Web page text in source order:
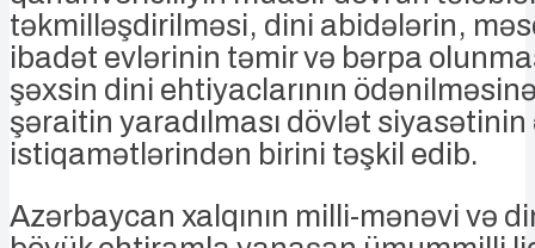
təkmilləşdirilməsi, dini abidələrin,
ibadət evlərinin təmir və bərpa
şəxsin dini ehtiyaclarının
şəraitin yaradılması dövlət siyasətinin
istiqamətlərindən birini təşkil edib.
Azərbaycan xalqının milli-mənəvi və